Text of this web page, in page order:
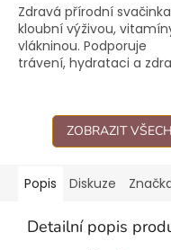
Zdravá přírodní
kloubní výživou,
vlákninou. Podporuje
trávení, hydrataci a
ZOBRAZIT
Popis Diskuze
Detailní popis